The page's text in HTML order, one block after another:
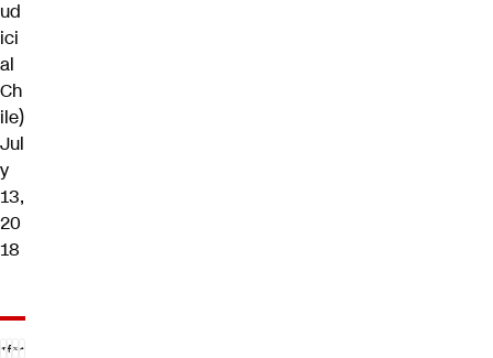
ud
ici
al
Ch
ile)
Jul
y
13,
20
18